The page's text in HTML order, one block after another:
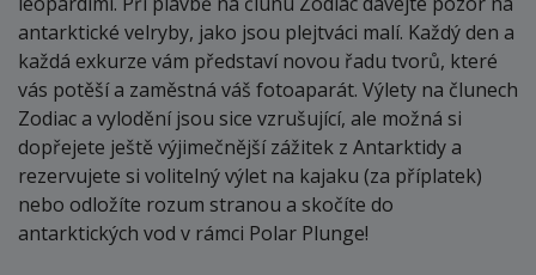
antarktické velryby, jako jsou plejtváci malí. Každý den a
každá exkurze vám představí novou řadu tvorů, které
vás potěší a zaměstná váš fotoaparát. Výlety na člunech
Zodiac a vylodění jsou sice vzrušující, ale možná si
dopřejete ještě výjimečnější zážitek z Antarktidy a
rezervujete si volitelný výlet na kajaku (za příplatek)
nebo odložíte rozum stranou a skočíte do
antarktických vod v rámci Polar Plunge!